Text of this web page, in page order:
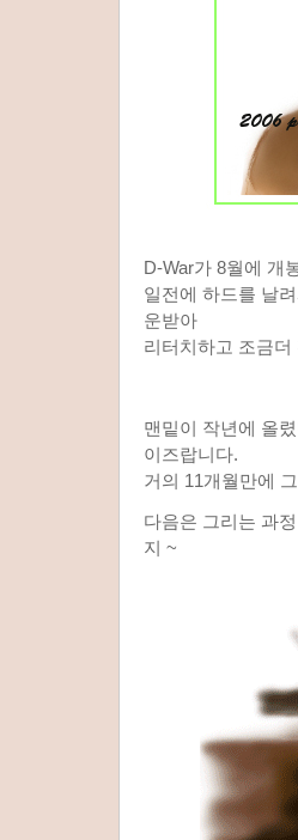
D-War가 8월에 개
일전에 하드를 날
운받아
리터치하고 조금더
맨밑이 작년에 올
이즈랍니다.
거의 11개월만에
다음은 그리는 과
지 ~